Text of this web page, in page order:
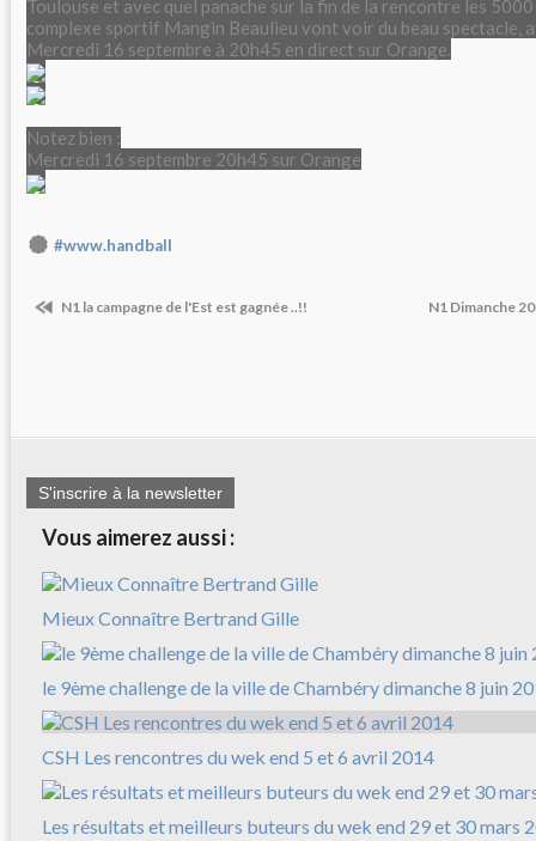
Toulouse et avec quel panache sur la fin de la rencontre les
complexe sportif Mangin Beaulieu vont voir du beau spectacle,
Mercredi 16 septembre à 20h45 en direct sur Orange.
Notez bien :
Mercredi 16 septembre 20h45 sur Orange
#www.handball
N1 la campagne de l'Est est gagnée ..!! N1 Dimanche
S'inscrire à la newsletter
Vous aimerez aussi :
Mieux Connaître Bertrand Gille
le 9ème challenge de la ville de Chambéry dimanche 8 juin
CSH Les rencontres du wek end 5 et 6 avril 2014
Les résultats et meilleurs buteurs du wek end 29 et 30 mars